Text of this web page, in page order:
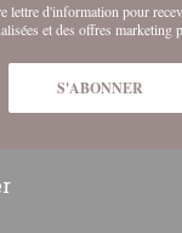
lettre d'information pour
et des offres marketing
S'ABONNER